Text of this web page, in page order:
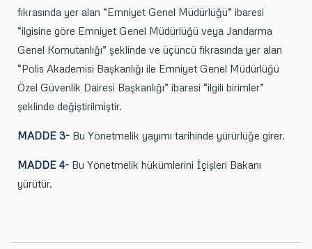
fıkrasında yer alan “Emniyet Genel Müdürlüğü” ibaresi
“ilgisine göre Emniyet Genel Müdürlüğü veya Jandarma
Genel Komutanlığı” şeklinde ve üçüncü fıkrasında yer alan
“Polis Akademisi Başkanlığı ile Emniyet Genel Müdürlüğü
Özel Güvenlik Dairesi Başkanlığı” ibaresi “ilgili birimler”
şeklinde değiştirilmiştir.
MADDE 3- Bu Yönetmelik yayımı tarihinde yürürlüğe girer.
MADDE 4- Bu Yönetmelik hükümlerini İçişleri Bakanı
yürütür.